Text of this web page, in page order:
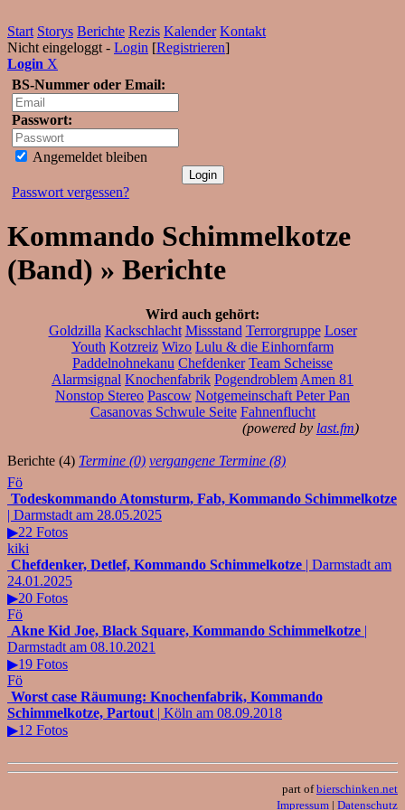
Start Storys Berichte Rezis Kalender Kontakt
Nicht eingeloggt - Login [Registrieren]
Login X
BS-Nummer oder Email:
Passwort:
Angemeldet bleiben
Passwort vergessen?
Kommando Schimmelkotze
(Band) » Berichte
Wird auch gehört:
Goldzilla Kackschlacht Missstand Terrorgruppe Loser
Youth Kotzreiz Wizo Lulu & die Einhornfarm
Paddelnohnekanu Chefdenker Team Scheisse
Alarmsignal Knochenfabrik Pogendroblem Amen 81
Nonstop Stereo Pascow Notgemeinschaft Peter Pan
Casanovas Schwule Seite Fahnenflucht
(powered by last.fm)
Berichte (4) Termine (0) vergangene Termine (8)
Fö
Todeskommando Atomsturm, Fab, Kommando Schimmelkotze
| Darmstadt am 28.05.2025
▶22 Fotos
kiki
Chefdenker, Detlef, Kommando Schimmelkotze | Darmstadt am
24.01.2025
▶20 Fotos
Fö
Akne Kid Joe, Black Square, Kommando Schimmelkotze |
Darmstadt am 08.10.2021
▶19 Fotos
Fö
Worst case Räumung: Knochenfabrik, Kommando
Schimmelkotze, Partout | Köln am 08.09.2018
▶12 Fotos
part ofbierschinken.net
Impressum | Datenschutz